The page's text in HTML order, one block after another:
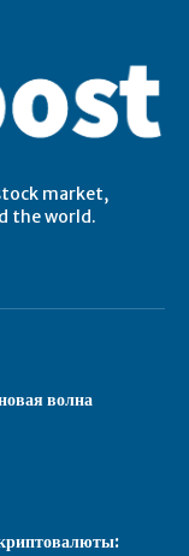
market,
the world.
волна